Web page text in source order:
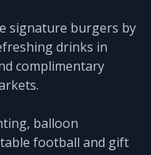
signature burgers by
drinks in
complimentary
balloon
football and gift